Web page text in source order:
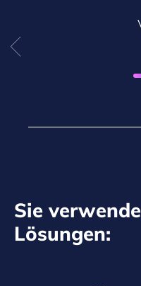
Sie
Lösungen: